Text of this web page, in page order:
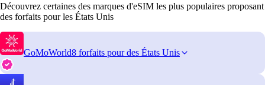
Découvrez certaines des marques d'eSIM les plus populaires proposant
des forfaits pour les États Unis
GoMoWorld8 forfaits pour des États Unis